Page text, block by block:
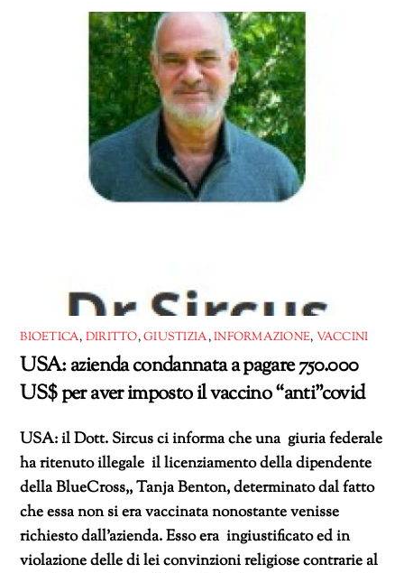
BIOETICA, DIRITTO,GIUSTIZIA,INFORMAZIONE, VACCINI
USA: azienda condannata a pagare 750.000
US$ per aver imposto il vaccino “anti”covid
USA: il Dott. Sircus ci informa che una giuria federale
ha ritenuto illegale il licenziamento della dipendente
della BlueCross,, Tanja Benton, determinato dal fatto
che essa non si era vaccinata nonostante venisse
richiesto dall’azienda. Esso era ingiustificato ed in
violazione delle di lei convinzioni religiose contrarie al